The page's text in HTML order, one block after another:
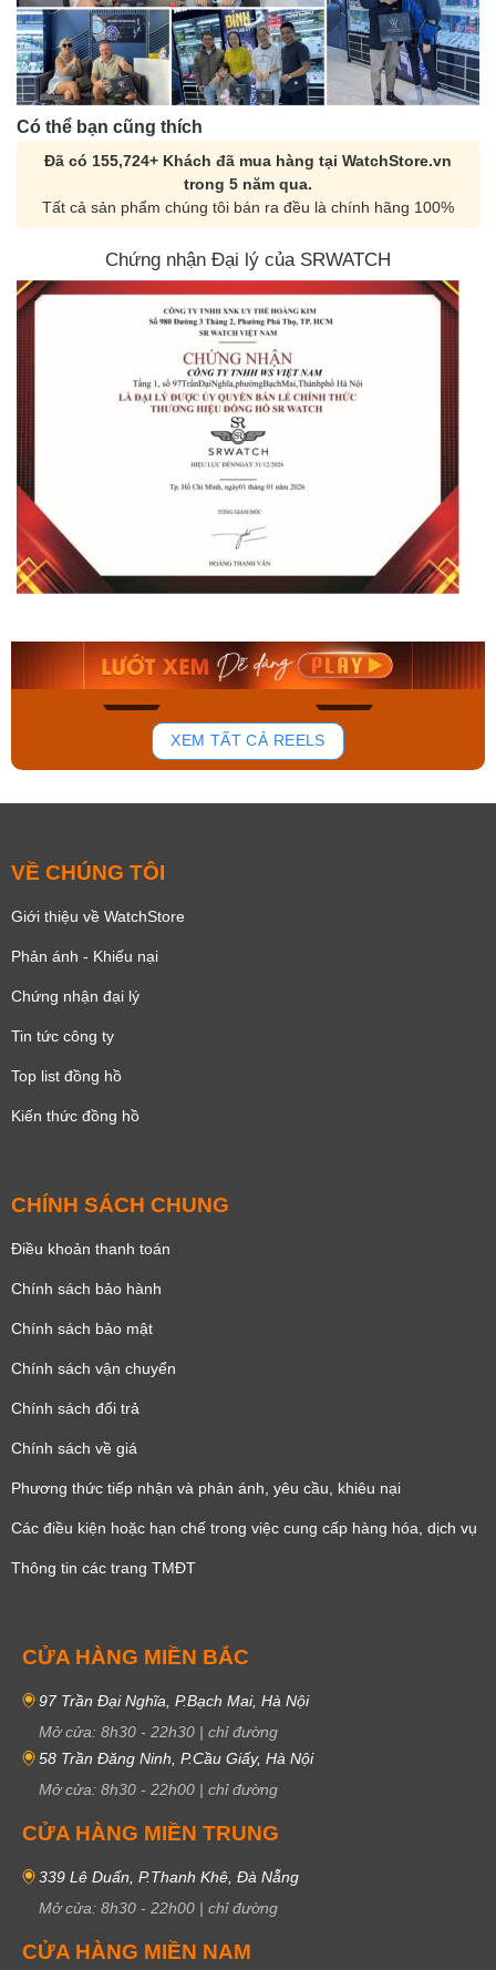
Có thể bạn cũng thích
Đã có 155,724+ Khách đã mua hàng tại WatchStore.vn
trong 5 năm qua.
Tất cả sản phẩm chúng tôi bán ra đều là chính hãng 100%
Chứng nhận Đại lý của SRWATCH
136
Orient Nam RA-
Mua ngay
Casio Nam MTS-
Mua ngay
XEM TẤT CẢ REELS
VỀ CHÚNG TÔI
Giới thiệu về WatchStore
Phản ánh - Khiếu nại
Chứng nhận đại lý
Tin tức công ty
Top list đồng hồ
Kiến thức đồng hồ
CHÍNH SÁCH CHUNG
Điều khoản thanh toán
Chính sách bảo hành
Chính sách bảo mật
Chính sách vận chuyển
Chính sách đổi trả
Chính sách về giá
Phương thức tiếp nhận và phản ánh, yêu cầu, khiêu nại
Các điều kiện hoặc hạn chế trong việc cung cấp hàng hóa, dịch vụ
Thông tin các trang TMĐT
CỬA HÀNG MIỀN BẮC
97 Trần Đại Nghĩa, P.Bạch Mai, Hà Nội
Mở cửa: 8h30 - 22h30 | chỉ đường
58 Trần Đăng Ninh, P.Cầu Giấy, Hà Nội
Mở cửa: 8h30 - 22h00 | chỉ đường
CỬA HÀNG MIỀN TRUNG
339 Lê Duẩn, P.Thanh Khê, Đà Nẵng
Mở cửa: 8h30 - 22h00 | chỉ đường
CỬA HÀNG MIỀN NAM